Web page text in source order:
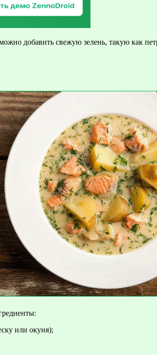
добавить свежую зелень, такую как
или окуня);